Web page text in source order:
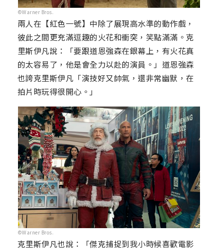
©Warner Bros.
兩人在【紅色一號】中除了展現高水準的動作戲，
彼此之間更充滿逗趣的火花和衝突，笑點滿滿。克
里斯伊凡說：「要跟道恩強森在銀幕上，有火花真
的太容易了，他是會全力以赴的演員。」道恩強森
也誇克里斯伊凡「演技好又帥氣，還非常幽默，在
拍片時玩得很開心。」
©Warner Bros.
克里斯伊凡也說：「傑克捕捉到我小時候喜歡電影